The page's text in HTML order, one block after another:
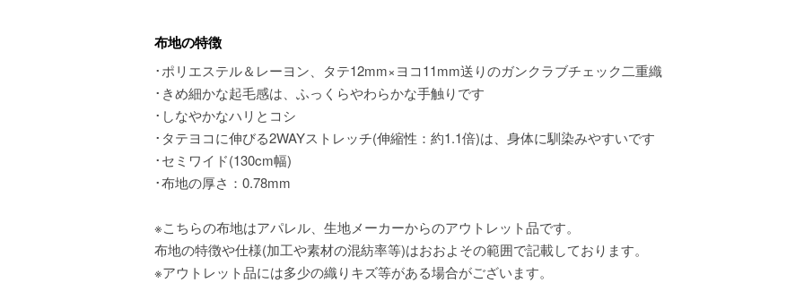
布地の特徴
･ポリエステル＆レーヨン、タテ12mm×ヨコ11mm送りのガンクラブチェック二重織
･きめ細かな起毛感は、ふっくらやわらかな手触りです
･しなやかなハリとコシ
･タテヨコに伸びる2WAYストレッチ(伸縮性：約1.1倍)は、身体に馴染みやすいです
･セミワイド(130cm幅)
･布地の厚さ：0.78mm
※こちらの布地はアパレル、生地メーカーからのアウトレット品です。
布地の特徴や仕様(加工や素材の混紡率等)はおおよその範囲で記載しております。
※アウトレット品には多少の織りキズ等がある場合がございます。